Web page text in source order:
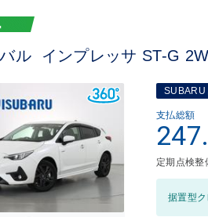
ル インプレッサ ST-G
支払総額
定期点検整
据置型